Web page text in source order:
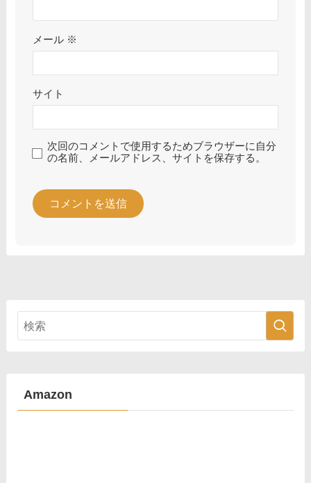
メール ※
サイト
次回のコメントで使用するためブラウザーに自分
の名前、メールアドレス、サイトを保存する。
Amazon